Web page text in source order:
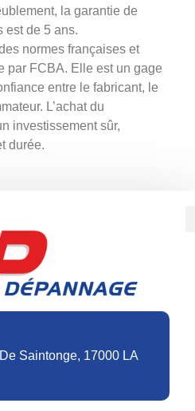
la garantie de
est de 5 ans.
normes françaises et
par FCBA. Elle est un gage
entre le fabricant, le
L’achat du
investissement sûr,
durée.
Saintonge, 17000 LA